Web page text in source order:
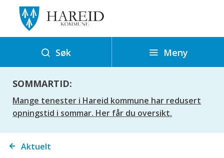
r
i
k
o
m
Søk Meny
SOMMARTID:
Mange tenester i Hareid kommune har redusert
opningstid i sommar. Her får du oversikt.
Du Aktuelt